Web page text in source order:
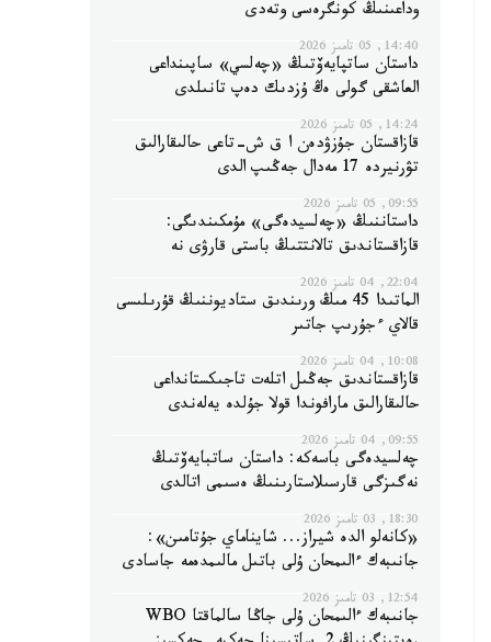
وداعىنىڭ كونگرەسى وتەدى
14:40, 05 تامىز 2026
داستان ساتپايەۆتىڭ «چەلسي» ساپىنداعى
العاشقى گولى ەڭ ۇزدىك دەپ تانىلدى
14:24, 05 تامىز 2026
قازاقستان جۇزۋدەن ا ق ش-تاعى حالىقارالىق
تۋرنيردە 17 مەدال جەڭىپ الدى
09:55, 05 تامىز 2026
داستاننىڭ «چەلسيدەگى» مۇمكىندىگى:
قازاقستاندىق تالانتتىڭ باستى قارۋى نە
22:04, 04 تامىز 2026
الماتىدا 45 مىڭ ورىندىق ستاديوننىڭ قۇرىلىسى
قالاي ءجۇرىپ جاتىر
10:08, 04 تامىز 2026
قازاقستاندىق جەڭىل اتلەت تاجىكستانداعى
حالىقارالىق مارافوندا قولا جۇلدە يەلەندى
09:55, 04 تامىز 2026
چەلسيدەگى باسەكە: داستان ساتبايەۆتىڭ
نەگىزگى قارسىلاستارىنىڭ ەسىمى اتالدى
18:30, 03 تامىز 2026
«كانەلو الدە شيراز... شايناماي جۇتامىن»:
جانىبەك ءالىمحان ۇلى باتىل مالىمدەمە جاسادى
12:54, 03 تامىز 2026
جانىبەك ءالىمحان ۇلى جاڭا سالماقتا WBO